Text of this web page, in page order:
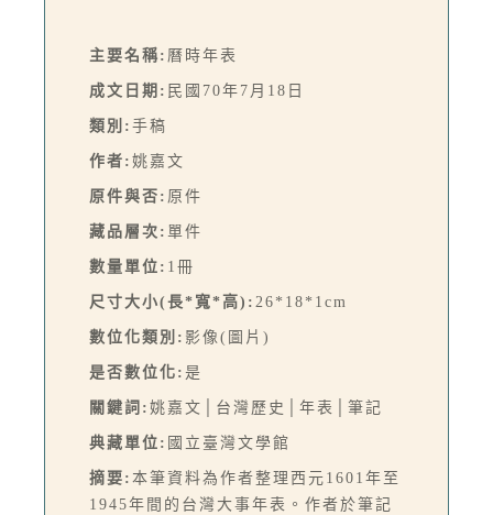
主要名稱: 曆時年表
成文日期: 民國70年7月18日
類別: 手稿
作者: 姚嘉文
原件與否: 原件
藏品層次: 單件
數量單位: 1冊
尺寸大小(長*寬*高): 26*18*1cm
數位化類別: 影像(圖片)
是否數位化: 是
關鍵詞: 姚嘉文│台灣歷史│年表│筆記
典藏單位: 國立臺灣文學館
摘要: 本筆資料為作者整理西元1601年至
1945年間的台灣大事年表。作者於筆記